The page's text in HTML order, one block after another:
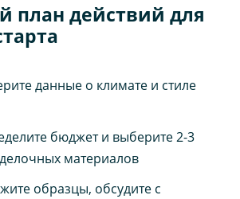
план действий для
данные о климате и стиле
бюджет и выберите 2-3
материалов
образцы, обсудите с